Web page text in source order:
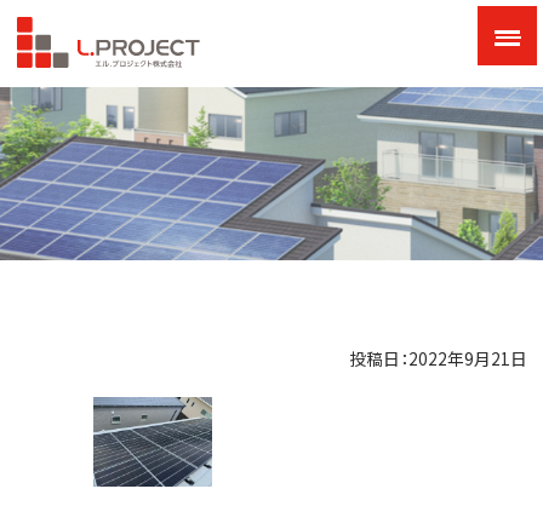
投稿日：2022年9月21日